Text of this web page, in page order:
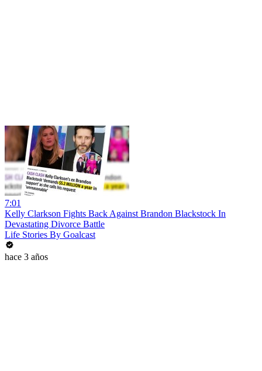
7:01
Kelly Clarkson Fights Back Against Brandon Blackstock In
Devastating Divorce Battle
Life Stories By Goalcast
hace 3 años